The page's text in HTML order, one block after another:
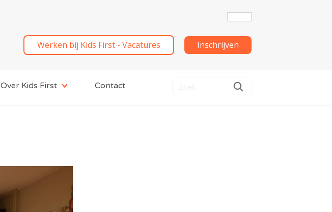
Werken bij Kids First - Vacatures Inschrijven
Over Kids First Contact